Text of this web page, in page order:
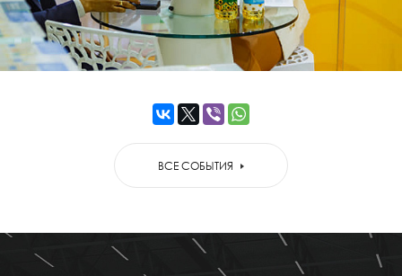
ВСЕ СОБЫТИЯ